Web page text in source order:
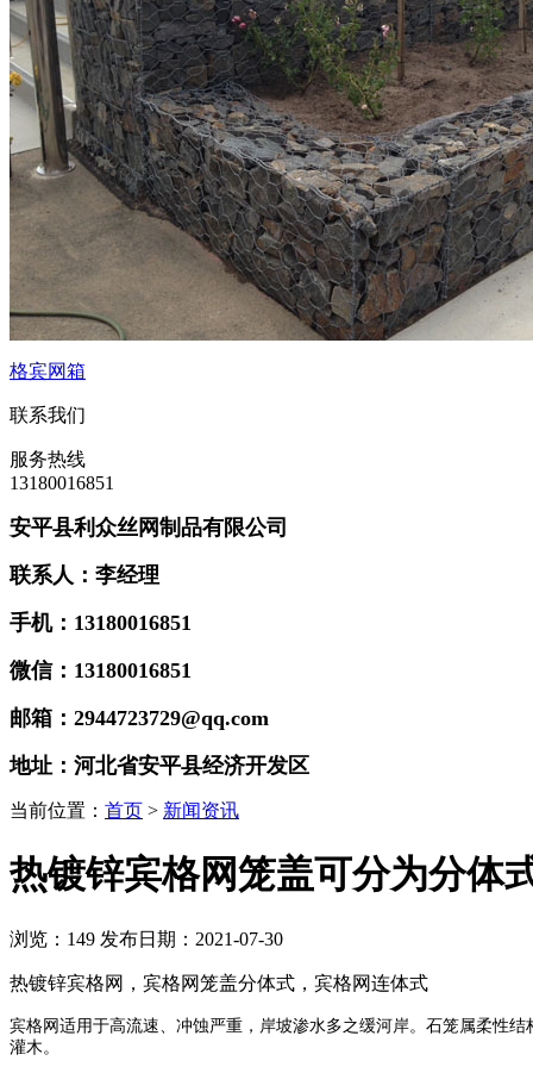
格宾网箱
联系我们
服务热线
13180016851
安平县利众丝网制品有限公司
联系人：李经理
手机：13180016851
微信：13180016851
邮箱：2944723729@qq.com
地址：河北省安平县经济开发区
当前位置： 首页 > 新闻资讯
热镀锌宾格网笼盖可分为分体
浏览： 149 发布日期：2021-07-30
热镀锌宾格网，宾格网笼盖分体式，宾格网连体式
宾格网适用于高流速、冲蚀严重，岸坡渗水多之缓河岸。石笼属柔性
灌木。